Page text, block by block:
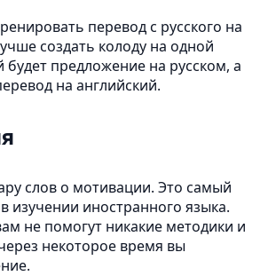
перевод с русского на
создать колоду на одной
будет предложение на русском, а
на английский.
слов о мотивации. Это самый
изучении иностранного языка.
не помогут никакие методики и
некоторое время вы